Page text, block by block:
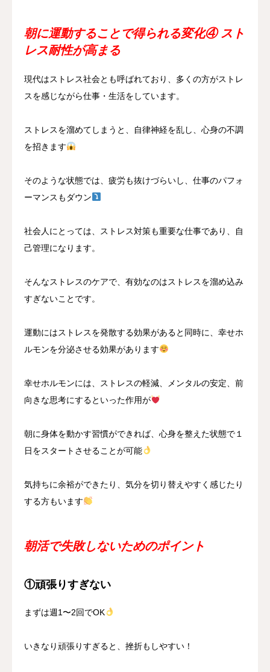
朝に運動することで得られる変化④ スト
レス耐性が高まる
現代はストレス社会とも呼ばれており、多くの方がストレ
スを感じながら仕事・生活をしています。
ストレスを溜めてしまうと、自律神経を乱し、心身の不調
を招きます
そのような状態では、疲労も抜けづらいし、仕事のパフォ
ーマンスもダウン
社会人にとっては、ストレス対策も重要な仕事であり、自
己管理になります。
そんなストレスのケアで、有効なのはストレスを溜め込み
すぎないことです。
運動にはストレスを発散する効果があると同時に、幸せホ
ルモンを分泌させる効果があります
幸せホルモンには、ストレスの軽減、メンタルの安定、前
向きな思考にするといった作用が
朝に身体を動かす習慣ができれば、心身を整えた状態で１
日をスタートさせることが可能
気持ちに余裕ができたり、気分を切り替えやすく感じたり
する方もいます
朝活で失敗しないためのポイント
①頑張りすぎない
まずは週1〜2回でOK
いきなり頑張りすぎると、挫折もしやすい！